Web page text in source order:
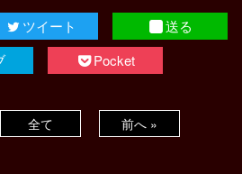
ツイート
送る
Pocket
全て 前へ »